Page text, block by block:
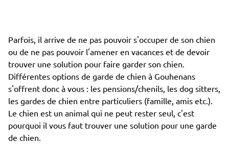
Parfois, il arrive de ne pas pouvoir s'occuper de son chien
ou de ne pas pouvoir l'amener en vacances et de devoir
trouver une solution pour faire garder son chien.
Différentes options de garde de chien à Gouhenans
s'offrent donc à vous : les pensions/chenils, les dog sitters,
les gardes de chien entre particuliers (famille, amis etc.).
Le chien est un animal qui ne peut rester seul, c'est
pourquoi il vous faut trouver une solution pour une garde
de chien.